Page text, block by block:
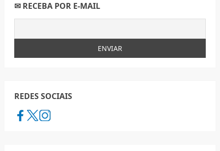
✉ RECEBA POR E-MAIL
REDES SOCIAIS